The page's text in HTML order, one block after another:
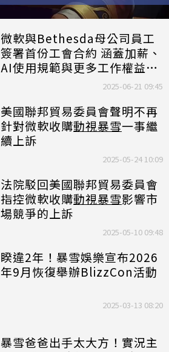
微軟與Bethesda母公司員工
簽署首份工會合約 涵蓋加薪、
AI使用規範與更多工作權益保
2025-06-21 09:45
美國聯邦貿易委員會聲明不再
針對微軟收購動視暴雪一事繼
續上訴
2025-05-24 10:09
法院駁回美國聯邦貿易委員會
指控微軟收購動視暴雪影響市
場競爭的上訴
2025-05-10 09:48
睽違2年！暴雪娛樂宣布2026
年9月恢復舉辦BlizzCon活動
2025-03-13 08:20
暴雪爸爸出手太大方！實況主